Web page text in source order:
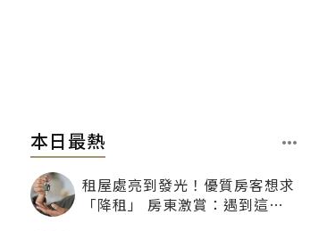
本日最熱
租屋處亮到發光！優質房客想求
「降租」 房東激賞：遇到這種